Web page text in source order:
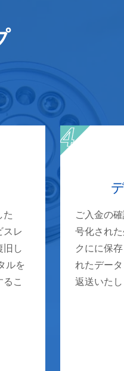
た
スレ
旧し
ルを
こ
ご入金の
号化され
クにに保
れたデー
返送いたし